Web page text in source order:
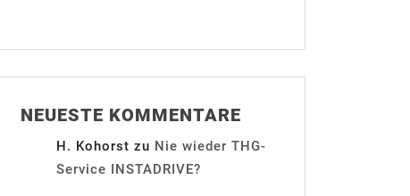
NEUESTE KOMMENTARE
H. Kohorst zu Nie wieder THG-
Service INSTADRIVE?